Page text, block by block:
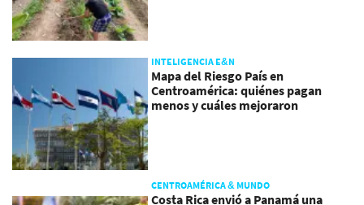
INTELIGENCIA E&N
Mapa del Riesgo País en
Centroamérica: quiénes pagan
menos y cuáles mejoraron
CENTROAMÉRICA & MUNDO
Costa Rica envió a Panamá una